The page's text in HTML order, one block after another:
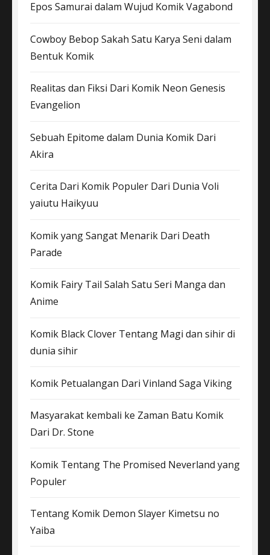
Epos Samurai dalam Wujud Komik Vagabond
Cowboy Bebop Sakah Satu Karya Seni dalam
Bentuk Komik
Realitas dan Fiksi Dari Komik Neon Genesis
Evangelion
Sebuah Epitome dalam Dunia Komik Dari
Akira
Cerita Dari Komik Populer Dari Dunia Voli
yaiutu Haikyuu
Komik yang Sangat Menarik Dari Death
Parade
Komik Fairy Tail Salah Satu Seri Manga dan
Anime
Komik Black Clover Tentang Magi dan sihir di
dunia sihir
Komik Petualangan Dari Vinland Saga Viking
Masyarakat kembali ke Zaman Batu Komik
Dari Dr. Stone
Komik Tentang The Promised Neverland yang
Populer
Tentang Komik Demon Slayer Kimetsu no
Yaiba